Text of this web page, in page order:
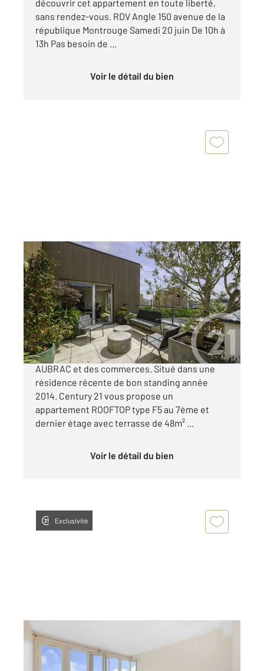
découvrir cet appartement en toute liberté,
sans rendez-vous. RDV Angle 150 avenue de la
république Montrouge Samedi 20 juin De 10h à
13h Pas besoin de ...
Voir le détail du bien
BAGNEUX 92
108 m 2
Ref : 11816
Appartement F5 à vendre
749 000 €
BAGNEUX - à 100m du métro Ligne 4 LUCIE
AUBRAC et des commerces. Situé dans une
résidence récente de bon standing année
2014. Century 21 vous propose un
appartement ROOFTOP type F5 au 7ème et
dernier étage avec terrasse de 48m² ...
Voir le détail du bien
Exclusivité
MONTROUGE 92
65 m2 , 3 pièces
Ref : 12073